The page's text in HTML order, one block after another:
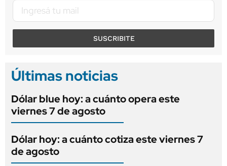
SUSCRIBITE
Últimas noticias
Dólar blue hoy: a cuánto opera este
viernes 7 de agosto
Dólar hoy: a cuánto cotiza este viernes 7
de agosto